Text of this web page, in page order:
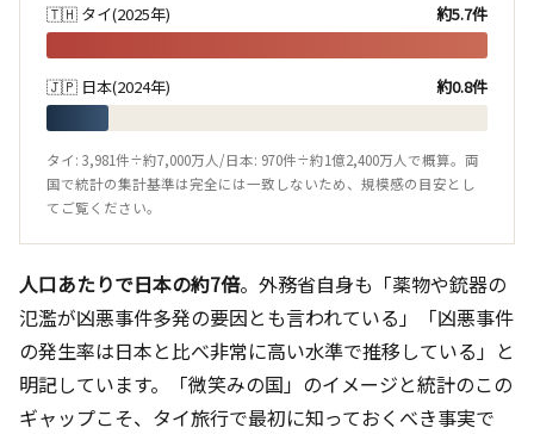
🇹🇭 タイ(2025年)
約5.7件
🇯🇵 日本(2024年) 約0.8件
タイ: 3,981件÷約7,000万人/日本: 970件÷約1億2,400万人で概算。両
国で統計の集計基準は完全には一致しないため、規模感の目安とし
てご覧ください。
人口あたりで日本の約7倍。外務省自身も「薬物や銃器の
氾濫が凶悪事件多発の要因とも言われている」「凶悪事件
の発生率は日本と比べ非常に高い水準で推移している」と
明記しています。「微笑みの国」のイメージと統計のこの
ギャップこそ、タイ旅行で最初に知っておくべき事実で